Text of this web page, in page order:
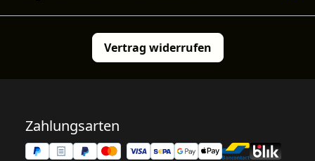
Vertrag widerrufen
Zahlungsarten